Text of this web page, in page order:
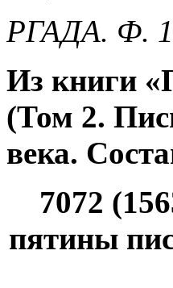
РГАДА. Ф.
Из книги
(Том 2.
века.
7072
пятины